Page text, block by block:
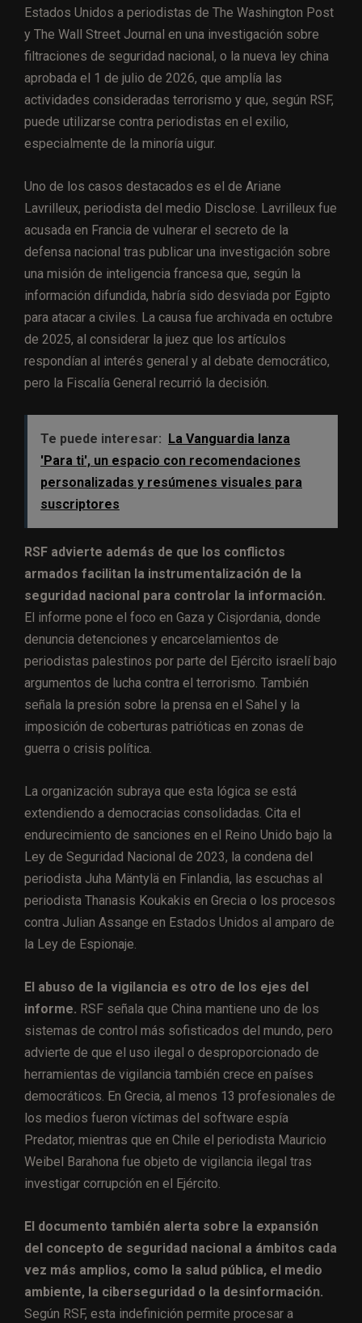
Estados Unidos a periodistas de The Washington Post
y The Wall Street Journal en una investigación sobre
filtraciones de seguridad nacional, o la nueva ley china
aprobada el 1 de julio de 2026, que amplía las
actividades consideradas terrorismo y que, según RSF,
puede utilizarse contra periodistas en el exilio,
especialmente de la minoría uigur.
Uno de los casos destacados es el de Ariane
Lavrilleux, periodista del medio Disclose. Lavrilleux fue
acusada en Francia de vulnerar el secreto de la
defensa nacional tras publicar una investigación sobre
una misión de inteligencia francesa que, según la
información difundida, habría sido desviada por Egipto
para atacar a civiles. La causa fue archivada en octubre
de 2025, al considerar la juez que los artículos
respondían al interés general y al debate democrático,
pero la Fiscalía General recurrió la decisión.
Te puede interesar:
La Vanguardia lanza
'Para ti', un espacio con recomendaciones
personalizadas y resúmenes visuales para
suscriptores
RSF advierte además de que los conflictos
armados facilitan la instrumentalización de la
seguridad nacional para controlar la información.
El informe pone el foco en Gaza y Cisjordania, donde
denuncia detenciones y encarcelamientos de
periodistas palestinos por parte del Ejército israelí bajo
argumentos de lucha contra el terrorismo. También
señala la presión sobre la prensa en el Sahel y la
imposición de coberturas patrióticas en zonas de
guerra o crisis política.
La organización subraya que esta lógica se está
extendiendo a democracias consolidadas. Cita el
endurecimiento de sanciones en el Reino Unido bajo la
Ley de Seguridad Nacional de 2023, la condena del
periodista Juha Mäntylä en Finlandia, las escuchas al
periodista Thanasis Koukakis en Grecia o los procesos
contra Julian Assange en Estados Unidos al amparo de
la Ley de Espionaje.
El abuso de la vigilancia es otro de los ejes del
informe. RSF señala que China mantiene uno de los
sistemas de control más sofisticados del mundo, pero
advierte de que el uso ilegal o desproporcionado de
herramientas de vigilancia también crece en países
democráticos. En Grecia, al menos 13 profesionales de
los medios fueron víctimas del software espía
Predator, mientras que en Chile el periodista Mauricio
Weibel Barahona fue objeto de vigilancia ilegal tras
investigar corrupción en el Ejército.
El documento también alerta sobre la expansión
del concepto de seguridad nacional a ámbitos cada
vez más amplios, como la salud pública, el medio
ambiente, la ciberseguridad o la desinformación.
Según RSF, esta indefinición permite procesar a